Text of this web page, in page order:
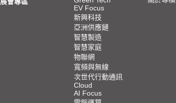
EV Focus
新興科技
亞洲供應鏈
智慧製造
智慧家庭
物聯網
寬頻與無線
次世代行動通訊
Cloud
AI Focus